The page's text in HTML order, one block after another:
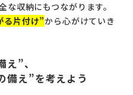
収納にもつながります。
る片付け”から心がけていき
”、
備え”を考えよう